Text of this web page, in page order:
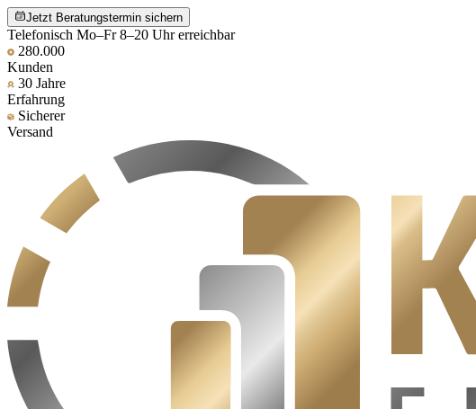
Jetzt Beratungstermin sichern
Telefonisch Mo–Fr 8–20 Uhr erreichbar
280.000
Kunden
30 Jahre
Erfahrung
Sicherer
Versand